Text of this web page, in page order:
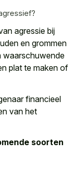
agressie bij
en grommen
waarschuwende
plat te maken of
financieel
van het
soorten